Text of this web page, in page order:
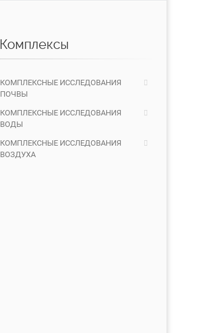
Комплексы
КОМПЛЕКСНЫЕ ИССЛЕДОВАНИЯ
ПОЧВЫ
КОМПЛЕКСНЫЕ ИССЛЕДОВАНИЯ
ВОДЫ
КОМПЛЕКСНЫЕ ИССЛЕДОВАНИЯ
ВОЗДУХА